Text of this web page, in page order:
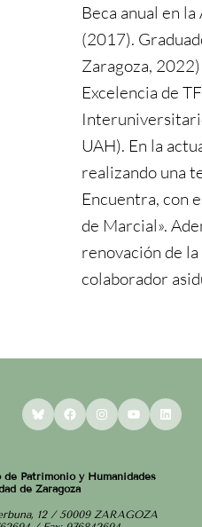
Beca anual en
(2017).
Zaragoza,
Excelencia de
UAH). En la
realizando una
Encuentra, con
de Marcial».
renovación de la
colaborador
BlueskyFacebookInstagram
YouTube
Patrimonio y Humanidades
de Zaragoza
12 / 50009 ZARAGOZA